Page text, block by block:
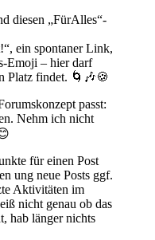
diesen „FürAlles“-
ein spontaner Link,
Emoji – hier darf
Platz findet. 🌀🎶🍪
passt:
Nehm ich nicht
für einen Post
ung neue Posts ggf.
Aktivitäten im
nicht genau ob das
hab länger nichts